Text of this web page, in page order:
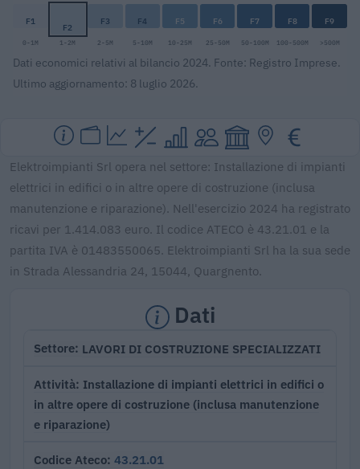
F1 F2 F3 F4 F5 F6 F7 F8 F9
0-1M 1-2M 2-5M 5-10M 10-25M 25-50M 50-100M 100-500M >500M
Dati economici relativi al bilancio 2024. Fonte: Registro Imprese.
Ultimo aggiornamento: 8 luglio 2026.
Elektroimpianti Srl opera nel settore: Installazione di impianti
elettrici in edifici o in altre opere di costruzione (inclusa
manutenzione e riparazione). Nell'esercizio 2024 ha registrato
ricavi per 1.414.083 euro. Il codice ATECO è 43.21.01 e la
partita IVA è 01483550065. Elektroimpianti Srl ha la sua sede
in Strada Alessandria 24, 15044, Quargnento.
Dati
Settore LAVORI DI COSTRUZIONE SPECIALIZZATI
Attività Installazione di impianti elettrici in edifici o
in altre opere di costruzione (inclusa manutenzione
e riparazione)
Codice Ateco 43.21.01